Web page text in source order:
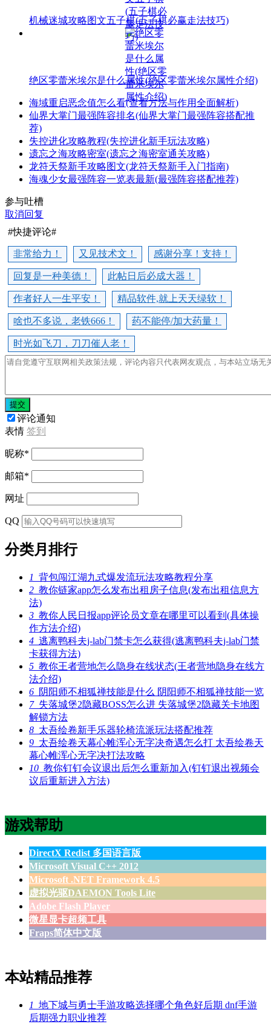
机械迷城攻略图文五子棋(五子棋必赢走法技巧)
绝区零蕾米埃尔是什么属性(绝区零蕾米埃尔属性介绍)
海域重启恶念值怎么看(查看方法与作用全面解析)
仙界大掌门最强阵容排名(仙界大掌门最强阵容搭配推
荐)
失控进化攻略教程(失控进化新手玩法攻略)
遗忘之海攻略密室(遗忘之海密室通关攻略)
龙符天祭新手攻略图文(龙符天祭新手入门指南)
海魂少女最强阵容一览表最新(最强阵容搭配推荐)
参与吐槽
取消回复
#快捷评论#
非常给力！ 又见技术文！ 感谢分享！支持！
回复是一种美德！ 此帖日后必成大器！
作者好人一生平安！ 精品软件,就上天天绿软！
啥也不多说，老铁666！ 药不能停/加大药量！
时光如飞刀，刀刀催人老！
提交
评论通知
表情 签到
昵称*
邮箱*
网址
QQ
分类月排行
1 背包闯江湖九式爆发流玩法攻略教程分享
2 教你链家app怎么发布出租房子信息(发布出租信息方
法)
3 教你人民日报app评论员文章在哪里可以看到(具体操
作方法介绍)
4 逃离鸭科夫j-lab门禁卡怎么获得(逃离鸭科夫j-lab门禁
卡获得方法)
5 教你王者营地怎么隐身在线状态(王者营地隐身在线方
法介绍)
6 阴阳师不相狐禅技能是什么 阴阳师不相狐禅技能一览
7失落城堡2隐藏BOSS怎么进 失落城堡2隐藏关卡地图
解锁方法
8 太吾绘卷新手乐器轮椅流派玩法搭配推荐
9 太吾绘卷天幕心帷浑心无字决奇遇怎么打 太吾绘卷天
幕心帷浑心无字决打法攻略
10 教你钉钉会议退出后怎么重新加入(钉钉退出视频会
议后重新进入方法)
游戏帮助
DirectX Redist 多国语言版
Microsoft Visual C++ 2012
Microsoft .NET Framework 4.5
虚拟光驱DAEMON Tools Lite
Adobe Flash Player
微星显卡超频工具
Fraps简体中文版
本站精品推荐
1 地下城与勇士手游攻略选择哪个角色好后期 dnf手游
后期强力职业推荐